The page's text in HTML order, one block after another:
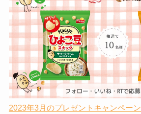
2023年3月のプレゼントキャンペーン